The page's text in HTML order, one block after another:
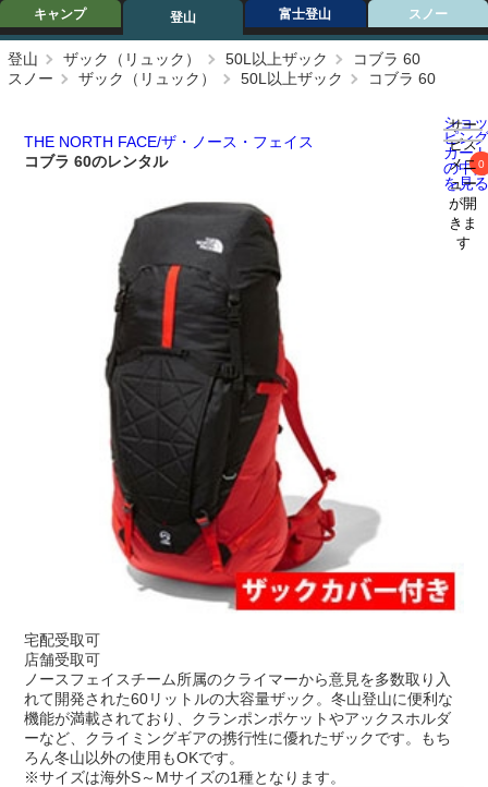
キャンプ 登山 富士登山 スノー
登山 ザック（リュック） 50L以上ザック
コブラ 60
スノー
ザック（リュック） 50L以上ザック コブラ 60
ショ
ピン
カー
の中
を見
0
サー
ビス
メニ
ュー
が開
きま
す
THE NORTH FACE/ザ・ノース・フェイス
コブラ 60のレンタル
宅配受取可
店舗受取可
ノースフェイスチーム所属のクライマーから意見を多数取り入
れて開発された60リットルの大容量ザック。冬山登山に便利な
機能が満載されており、クランポンポケットやアックスホルダ
ーなど、クライミングギアの携行性に優れたザックです。もち
ろん冬山以外の使用もOKです。
※サイズは海外S～Mサイズの1種となります。